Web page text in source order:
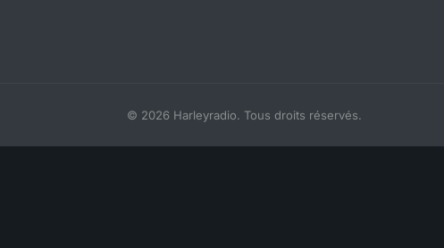
© 2026 Harleyradio. Tous droits réservés.